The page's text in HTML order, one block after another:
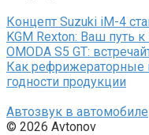
Концепт Suzuki iM-4
KGM Rexton: Ваш путь
OMODA S5 GT:
Как рефрижераторные
годности продукции
Автозвук в автомобиле
© 2026 Avtonov